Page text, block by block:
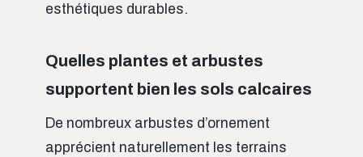
esthétiques durables.
Quelles plantes et arbustes
supportent bien les sols calcaires
De nombreux arbustes d’ornement
apprécient naturellement les terrains